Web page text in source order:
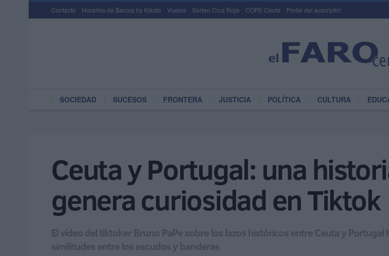
Contacto Horarios de Barcos by Kikoto Vuelos Sorteo Cruz Roja COPE Ceuta Portal del suscriptor
SOCIEDAD SUCESOS FRONTERA JUSTICIA POLÍTICA CULTURA
Ceuta y Portugal: una
genera curiosidad en Tiktok
El vídeo del tiktoker Bruno PaPe sobre los lazos históricos entre Ceuta y
similitudes entre los escudos y banderas